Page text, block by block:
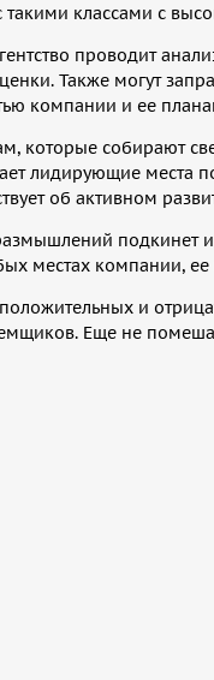
классами с
проводит
Также могут
компании и ее
которые собирают
лидирующие места
об активном
подкинет
местах компании,
и
Еще не